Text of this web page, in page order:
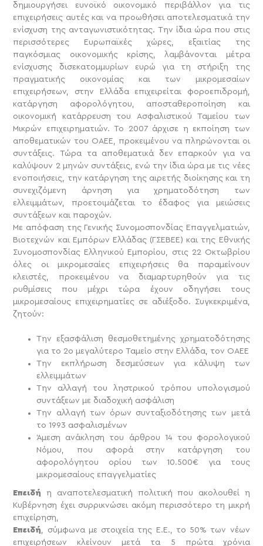
δημιουργήσει ευνοϊκό οικονομικό περιβάλλον για τις
επιχειρήσεις αυτές και να προωθήσει αποτελεσματικά την
ενίσχυση της ανταγωνιστικότητας. Την ίδια ώρα που στις
περισσότερες Ευρωπαϊκές χώρες, εξαιτίας της
παγκόσμιας οικονομικής κρίσης, λαμβάνονται μέτρα
ενίσχυσης δισεκατομμυρίων ευρώ για τη στήριξη της
πραγματικής οικονομίας και των μικρομεσαίων
επιχειρήσεων, στην Ελλάδα επιχειρείται φοροεπιδρομή,
κατάργηση αφορολόγητου, αποσταθεροποίηση και
οικονομική κατάρρευση του Ασφαλιστικού Ταμείου των
Μικρών επιχειρηματιών. Το 2007 άρχισε η εκποίηση των
αποθεματικών του ΟΑΕΕ, προκειμένου να πληρώνονται οι
συντάξεις. Τώρα τα αποθεματικά δεν επαρκούν για να
καλύψουν 2 μηνών συντάξεις, ενώ την ίδια ώρα με τις νέες
ενοποιήσεις, την κατάργηση της αιρετής διοίκησης και τη
συνεχιζόμενη άρνηση για χρηματοδότηση των
ελλειμμάτων, προετοιμάζεται το έδαφος για μειώσεις
συντάξεων και παροχών.
Με απόφαση της Γενικής Συνομοσπονδίας Επαγγελματιών,
Βιοτεχνών και Εμπόρων Ελλάδας (ΓΣΕΒΕΕ) και της Εθνικής
Συνομοσπονδίας Ελληνικού Εμπορίου, στις 22 Οκτωβρίου
όλες οι μικρομεσαίες επιχειρήσεις θα παραμείνουν
κλειστές, προκειμένου να διαμαρτυρηθούν για τις
ρυθμίσεις που μέχρι τώρα έχουν οδηγήσει τους
μικρομεσαίους επιχειρηματίες σε αδιέξοδο. Συγκεκριμένα,
ζητούν:
Την εξασφάλιση θεσμοθετημένης χρηματοδότησης
για το 2ο μεγαλύτερο Ταμείο στην Ελλάδα, τον ΟΑΕΕ
Την εκπλήρωση δεσμεύσεων για κάλυψη των
ελλειμμάτων
Την αλλαγή του ληστρικού τρόπου υπολογισμού
συντάξεων με διαδοχική ασφάλιση
Την αλλαγή των όρων συνταξιοδότησης των μετά
το 1993 ασφαλισμένων
Άμεση ανάκληση του άρθρου 14 του φορολογικού
Νόμου, που αφορά στην κατάργηση του
αφορολόγητου ορίου των 10.500€ για τους
μικρομεσαίους επαγγελματίες
Επειδή η αναποτελεσματική πολιτική που ακολουθεί η
Κυβέρνηση έχει συρρικνώσει ακόμη περισσότερο τη μικρή
επιχείρηση,
Επειδή, σύμφωνα με στοιχεία της Ε.Ε., το 50% των νέων
επιχειρήσεων κλείνουν μετά τα 5 πρώτα χρόνια